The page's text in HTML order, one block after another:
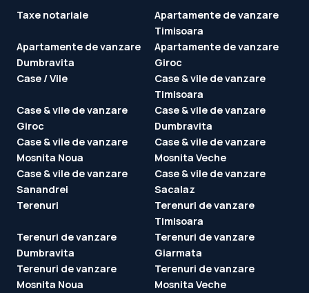
Taxe notariale
Apartamente de vanzare
Timisoara
Apartamente de vanzare
Dumbravita
Apartamente de vanzare
Giroc
Case / Vile
Case & vile de vanzare
Timisoara
Case & vile de vanzare
Giroc
Case & vile de vanzare
Dumbravita
Case & vile de vanzare
Mosnita Noua
Case & vile de vanzare
Mosnita Veche
Case & vile de vanzare
Sanandrei
Case & vile de vanzare
Sacalaz
Terenuri
Terenuri de vanzare
Timisoara
Terenuri de vanzare
Dumbravita
Terenuri de vanzare
Giarmata
Terenuri de vanzare
Mosnita Noua
Terenuri de vanzare
Mosnita Veche